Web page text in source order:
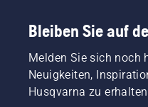
Bleiben Sie auf
Melden Sie sich noch
Neuigkeiten,
Husqvarna zu